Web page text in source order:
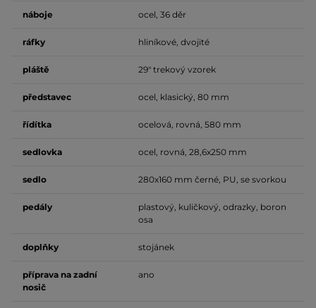
náboje ocel, 36 děr
ráfky hliníkové, dvojité
pláště 29" trekový vzorek
představec ocel, klasický, 80 mm
řídítka ocelová, rovná, 580 mm
sedlovka ocel, rovná, 28,6x250 mm
sedlo 280x160 mm černé, PU, se svorkou
pedály
plastový, kuličkový, odrazky, boron
osa
doplňky stojánek
příprava na zadní
nosič
ano